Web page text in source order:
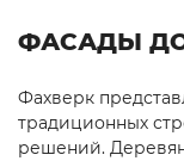
ФАСАДЫ
Фахверк
традиционных
решений.